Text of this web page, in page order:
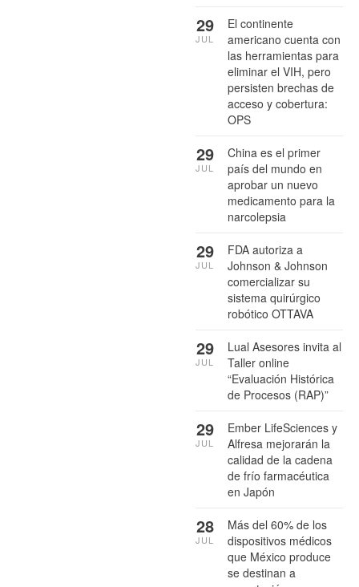
El continente
americano cuenta con
las herramientas para
eliminar el VIH, pero
persisten brechas de
acceso y cobertura:
OPS
29
JUL
China es el primer
país del mundo en
aprobar un nuevo
medicamento para la
narcolepsia
29
JUL
FDA autoriza a
Johnson & Johnson
comercializar su
sistema quirúrgico
robótico OTTAVA
29
JUL
Lual Asesores invita al
Taller online
“Evaluación Histórica
de Procesos (RAP)”
29
JUL
Ember LifeSciences y
Alfresa mejorarán la
calidad de la cadena
de frío farmacéutica
en Japón
29
JUL
Más del 60% de los
dispositivos médicos
que México produce
se destinan a
28
JUL